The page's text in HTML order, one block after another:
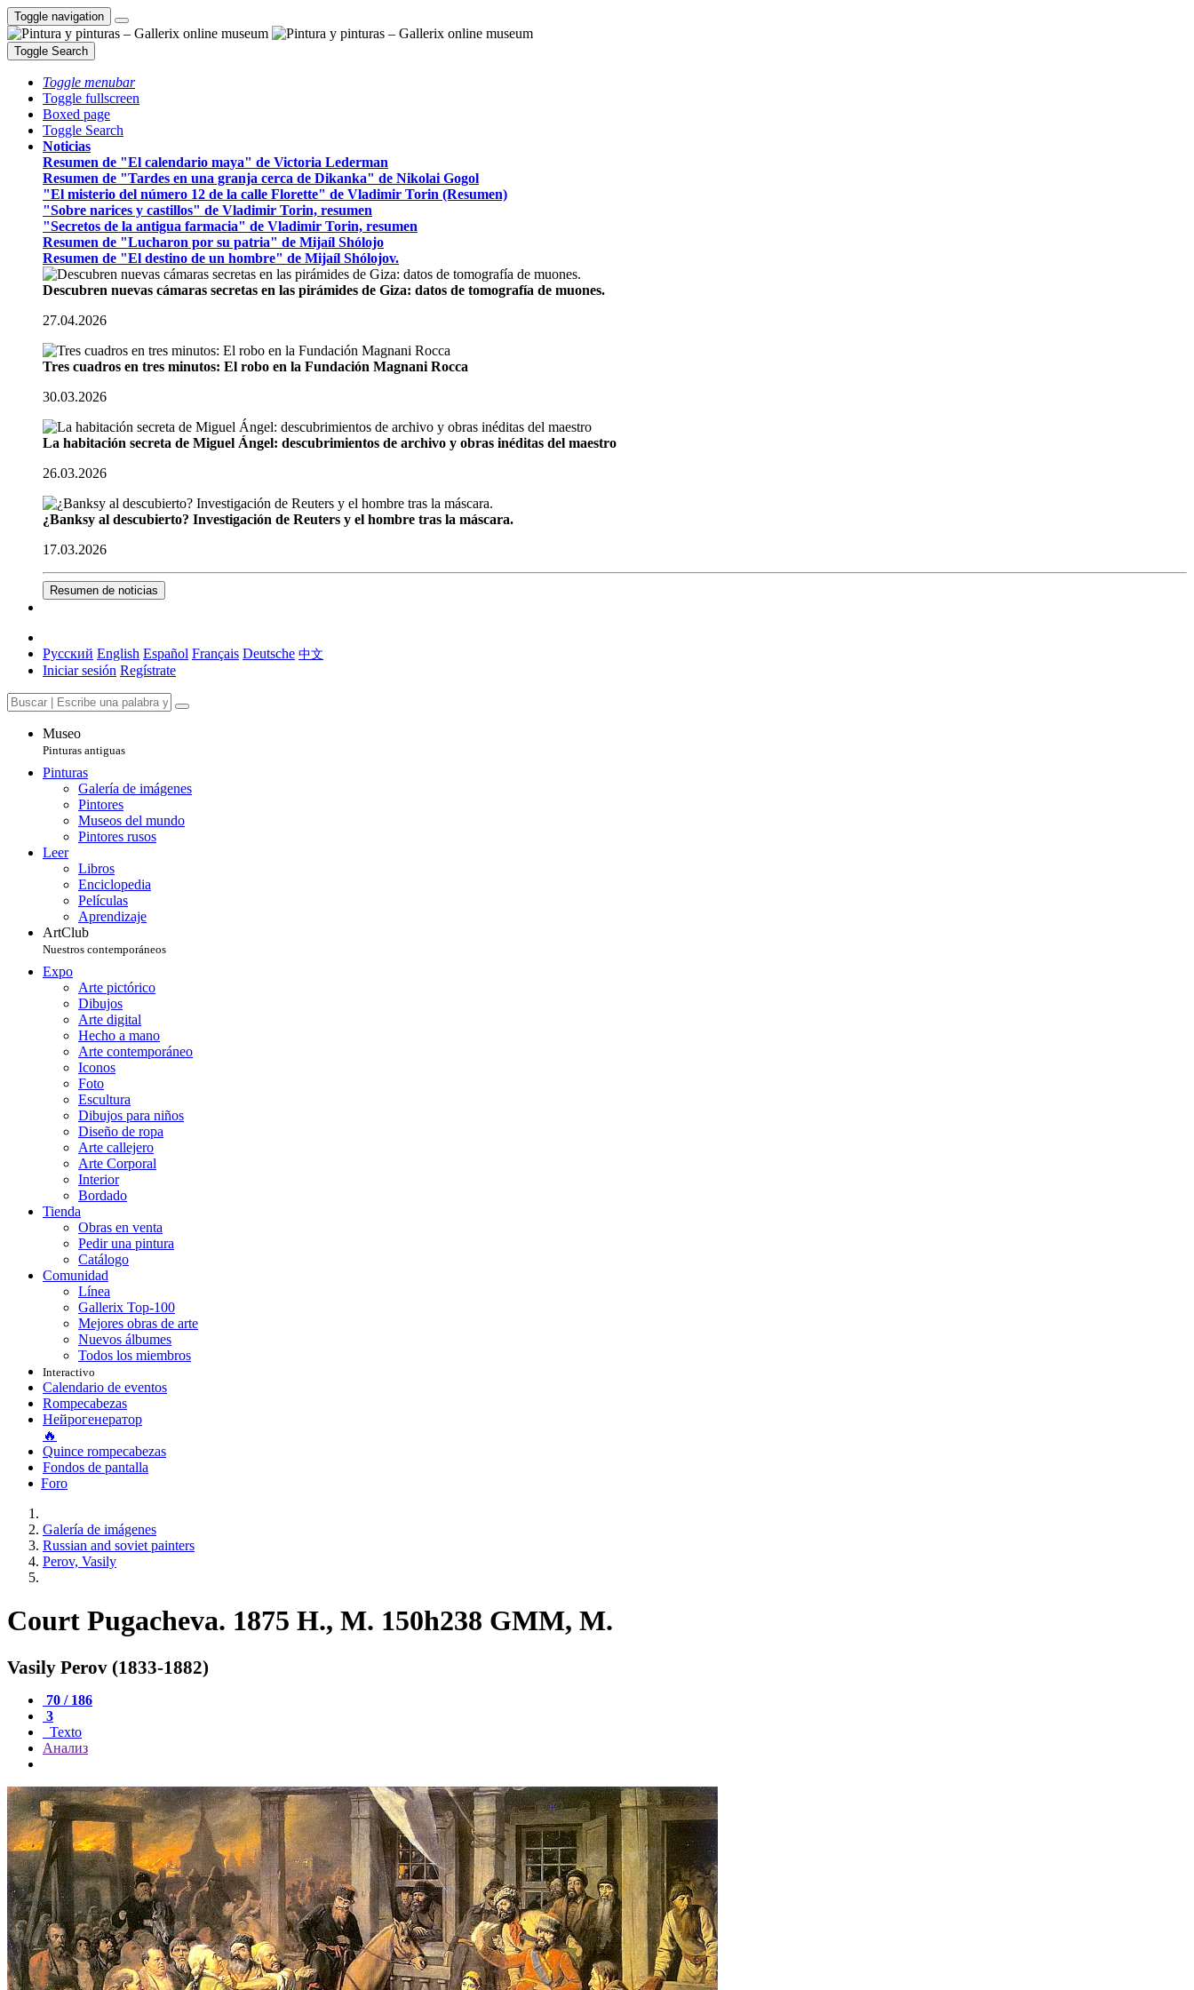
Toggle navigation
Toggle Search
Toggle menubar
Toggle fullscreen
Boxed page
Toggle Search
Noticias
Resumen de "El calendario maya" de Victoria Lederman
Resumen de "Tardes en una granja cerca de Dikanka" de Nikolai Gogol
"El misterio del número 12 de la calle Florette" de Vladimir Torin (Resumen)
"Sobre narices y castillos" de Vladimir Torin, resumen
"Secretos de la antigua farmacia" de Vladimir Torin, resumen
Resumen de "Lucharon por su patria" de Mijaíl Shólojo
Resumen de "El destino de un hombre" de Mijaíl Shólojov.
Descubren nuevas cámaras secretas en las pirámides de Giza: datos de tomografía de muones.
27.04.2026
Tres cuadros en tres minutos: El robo en la Fundación Magnani Rocca
30.03.2026
La habitación secreta de Miguel Ángel: descubrimientos de archivo y obras inéditas del maestro
26.03.2026
¿Banksy al descubierto? Investigación de Reuters y el hombre tras la máscara.
17.03.2026
Resumen de noticias
Русский English Español Français Deutsche 中文
Iniciar sesión Regístrate
Museo
Pinturas antiguas
Pinturas
Galería de imágenes
Pintores
Museos del mundo
Pintores rusos
Leer
Libros
Enciclopedia
Películas
Aprendizaje
ArtClub
Nuestros contemporáneos
Expo
Arte pictórico
Dibujos
Arte digital
Hecho a mano
Arte contemporáneo
Iconos
Foto
Escultura
Dibujos para niños
Diseño de ropa
Arte callejero
Arte Corporal
Interior
Bordado
Tienda
Obras en venta
Pedir una pintura
Catálogo
Comunidad
Línea
Gallerix Top-100
Mejores obras de arte
Nuevos álbumes
Todos los miembros
Interactivo
Calendario de eventos
Rompecabezas
Нейрогенератор
🔥
Quince rompecabezas
Fondos de pantalla
Foro
Galería de imágenes
Russian and soviet painters
Perov, Vasily
Court Pugacheva. 1875 H., M. 150h238 GMM, M.
Vasily Perov (1833-1882)
70 / 186
3
Texto
Анализ